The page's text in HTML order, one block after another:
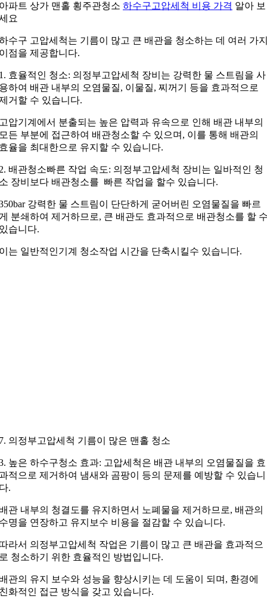
파트 상가 맨홀 횡주관청소 하수구고압세척 비용 가격 알아 보
요
수구 고압세척는 기름이 많고 큰 배관을 청소하는 데 여러 가
점을 제공합니다.
효율적인 청소: 의정부고압세척 장비는 강력한 물 스트림을 사
하여 배관 내부의 오염물질, 이물질, 찌꺼기 등을 효과적으로
거할 수 있습니다.
압기계에서 분출되는 높은 압력과 유속으로 인해 배관 내부의
든 부분에 접근하여 배관청소할 수 있으며, 이를 통해 배관의
율을 최대한으로 유지할 수 있습니다.
배관청소빠른 작업 속도: 의정부고압세척 장비는 일바적인 청
장비보다 배관청소를 빠른 작업을 할수 있습니다.
강력한 물 스트림이 단단하게 굳어버린 오염물질을 빠르
분쇄하여 제거하므로, 큰 배관도 효과적으로 배관청소를 할
습니다.
는 일반적인기계 청소작업 시간을 단축시킬수 있습니다.
의정부고압세척 기름이 많은 맨홀 청소
높은 하수구청소 효과: 고압세척은 배관 내부의 오염물질을 효
적으로 제거하여 냄새와 곰팡이 등의 문제를 예방할 수 있습니
.
관 내부의 청결도를 유지하면서 노폐물을 제거하므로, 배관의
명을 연장하고 유지보수 비용을 절감할 수 있습니다.
라서 의정부고압세척 작업은 기름이 많고 큰 배관을 효과적으
청소하기 위한 효율적인 방법입니다.
관의 유지 보수와 성능을 향상시키는 데 도움이 되며, 환경에
화적인 접근 방식을 갖고 있습니다.